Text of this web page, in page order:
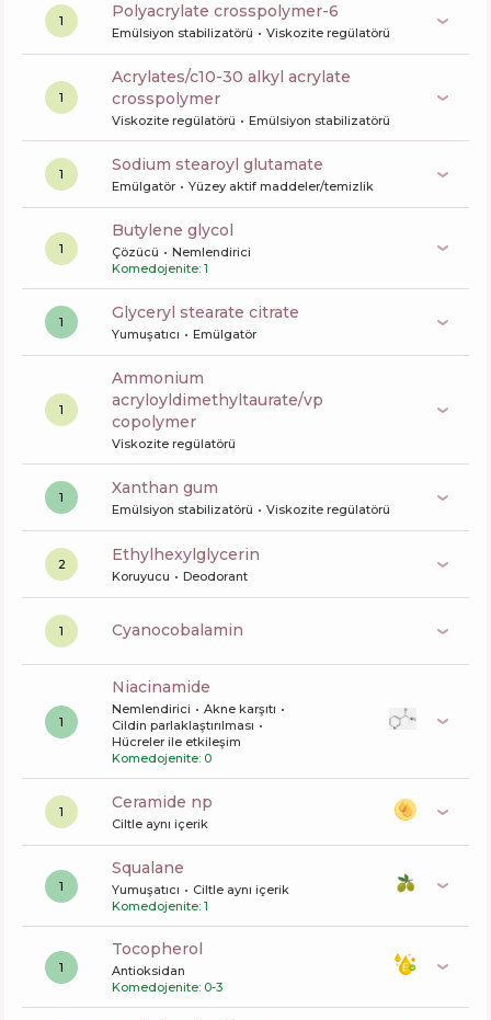
1 polyacrylate crosspolymer-6
Emülsiyon stabilizatörü Viskozite regülatörü
1
acrylates/c10-30 alkyl acrylate
crosspolymer
Viskozite regülatörü Emülsiyon stabilizatörü
1 sodium stearoyl glutamate
Emülgatör Yüzey aktif maddeler/temizlik
1
butylene glycol
Çözücü
Nemlendirici
Komedojenite: 1
1 glyceryl stearate citrate
Yumuşatıcı Emülgatör
1
ammonium
acryloyldimethyltaurate/vp
copolymer
Viskozite regülatörü
1 xanthan gum
Emülsiyon stabilizatörü Viskozite regülatörü
2 ethylhexylglycerin
Koruyucu Deodorant
1 cyanocobalamin
1
niacinamide
Nemlendirici
Akne karşıtı
Cildin parlaklaştırılması
Hücreler ile etkileşim
Komedojenite: 0
1 ceramide np
Ciltle aynı içerik
1
squalane
Yumuşatıcı
Ciltle aynı içerik
Komedojenite: 1
1
tocopherol
Antioksidan
Komedojenite: 0-3